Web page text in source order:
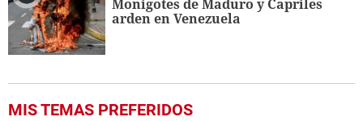
Monigotes de Maduro y Capriles
arden en Venezuela
MIS TEMAS PREFERIDOS